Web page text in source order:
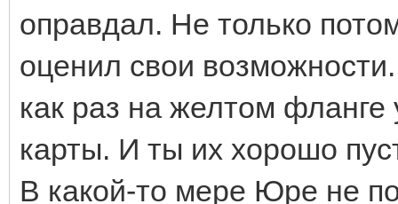
оправдал. Не только
оценил свои
как раз на желтом
карты. И ты их хорошо
В какой-то мере Юре не